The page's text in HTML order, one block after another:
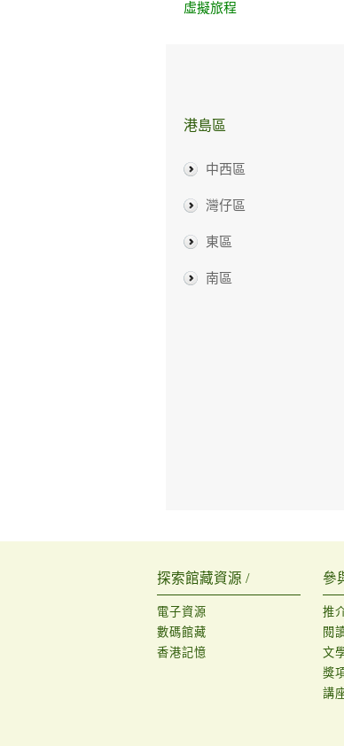
虛擬旅程
港島區
中西區
灣仔區
東區
南區
探索館藏資源 /
電子資源
數碼館藏
香港記憶
參
推
閱
文
獎
講